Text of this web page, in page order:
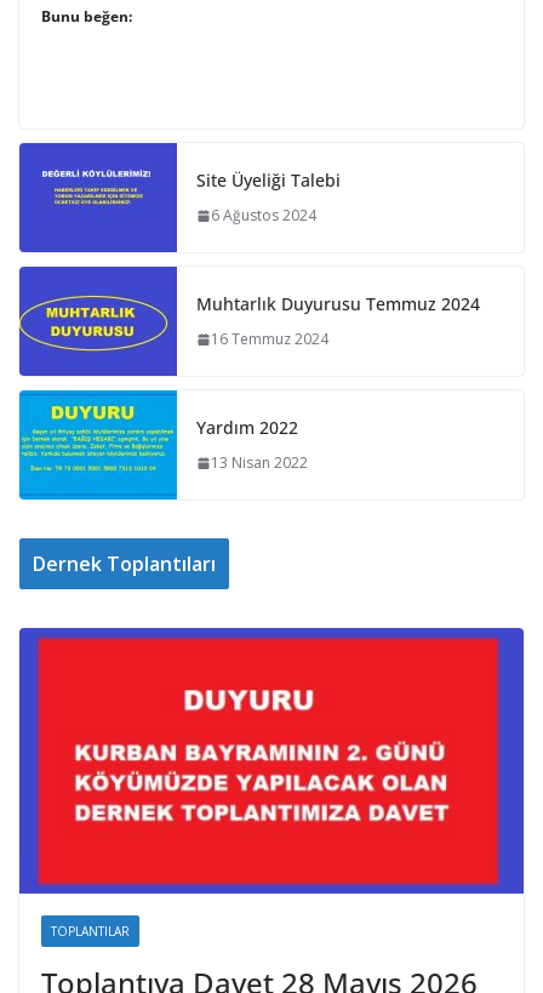
Bunu beğen:
Site Üyeliği Talebi
6 Ağustos 2024
Muhtarlık Duyurusu Temmuz 2024
16 Temmuz 2024
Yardım 2022
13 Nisan 2022
Dernek Toplantıları
TOPLANTILAR
Toplantıya Davet 28 Mayıs 2026